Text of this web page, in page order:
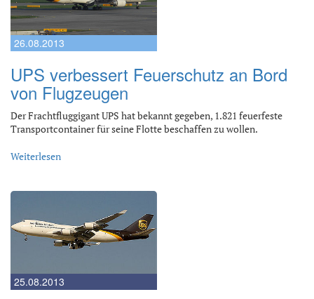
26.08.2013
UPS verbessert Feuerschutz an Bord
von Flugzeugen
Der Frachtfluggigant UPS hat bekannt gegeben, 1.821 feuerfeste
Transportcontainer für seine Flotte beschaffen zu wollen.
Weiterlesen
25.08.2013